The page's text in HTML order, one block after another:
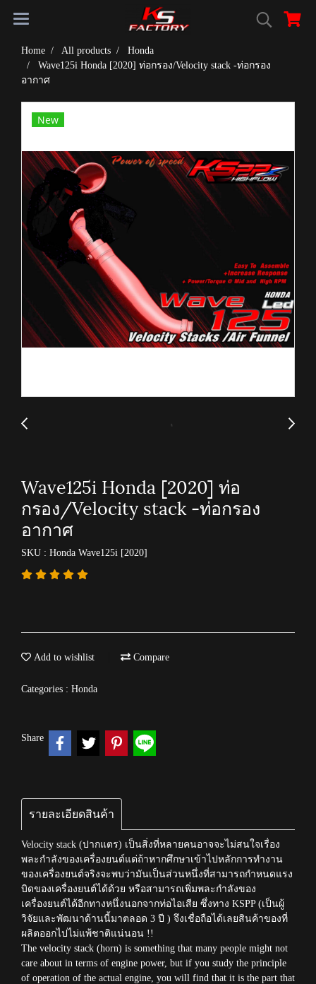
Home All products
Honda
Wave125i Honda [2020] ท่อกรอง/Velocity stack -ท่อกรอง
อากาศ
New
Wave125i Honda [2020] ท่อ
กรอง/Velocity stack -ท่อกรอง
อากาศ
SKU : Honda Wave125i [2020]
Add to wishlist Compare
Categories : Honda
Share
รายละเอียดสินค้า
Velocity stack (ปากแตร) เป็นสิ่งที่หลายคนอาจจะไม่สนใจเรื่อง
พละกำลังของเครื่องยนต์แต่ถ้าหากศึกษาเข้าไปหลักการทำงาน
ของเครื่องยนต์จริงจะพบว่ามันเป็นส่วนหนึ่งที่สามารถกำหนดแรง
บิดของเครื่องยนต์ได้ด้วย หรือสามารถเพิ่มพละกำลังของ
เครื่องยนต์ได้อีกทางหนึ่งนอกจากท่อไอเสีย ซึ่งทาง KSPP (เป็นผู้
วิจัยและพัฒนาด้านนี้มาตลอด 3 ปี ) จึงเชื่อถือได้เลยสินค้าของที่
ผลิตออกไปไม่แพ้ชาติแน่นอน !!
The velocity stack (horn) is something that many people might not
care about in terms of engine power, but if you study the principle
of operation of the actual engine, you will find that it is the part that